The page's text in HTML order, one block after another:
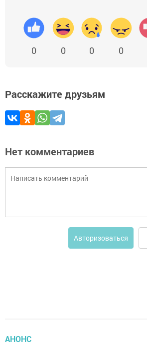
0 0 0 0
Расскажите друзьям
Нет комментариев
Авторизоваться
АНОНС